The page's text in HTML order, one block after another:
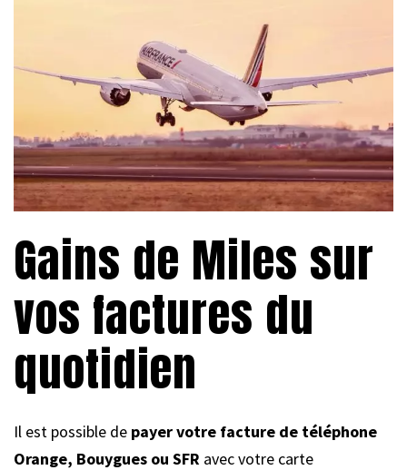
Gains de Miles sur
vos factures du
quotidien
Il est possible de payer votre facture de téléphone
Orange, Bouygues ou SFR avec votre carte